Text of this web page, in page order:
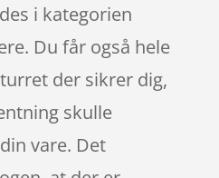
i kategorien
Du får også hele
der sikrer dig,
skulle
vare. Det